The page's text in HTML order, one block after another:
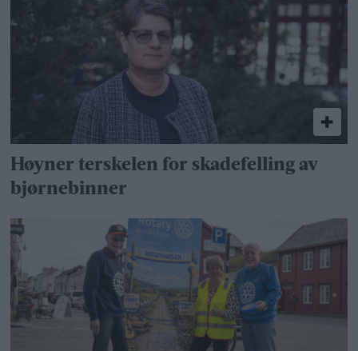
Høyner terskelen for skadefelling av
bjørnebinner